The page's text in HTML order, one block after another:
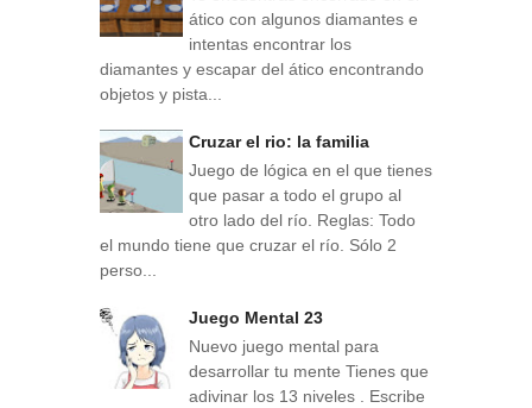
ático con algunos diamantes e
intentas encontrar los
diamantes y escapar del ático encontrando
objetos y pista...
Cruzar el rio: la familia
Juego de lógica en el que tienes
que pasar a todo el grupo al
otro lado del río. Reglas: Todo
el mundo tiene que cruzar el río. Sólo 2
perso...
Juego Mental 23
Nuevo juego mental para
desarrollar tu mente Tienes que
adivinar los 13 niveles . Escribe